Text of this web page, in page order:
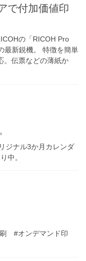
で付加価値印
の「RICOH Pro
最新鋭機。 特徴を簡単
。伝票などの薄紙か
ナル3か月カレンダ
中。
#オンデマンド印